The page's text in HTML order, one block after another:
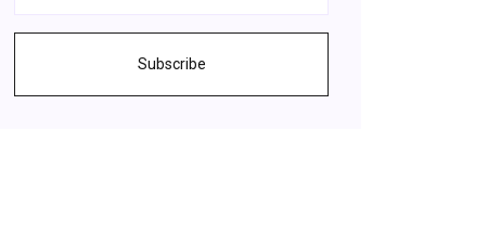
Subscribe